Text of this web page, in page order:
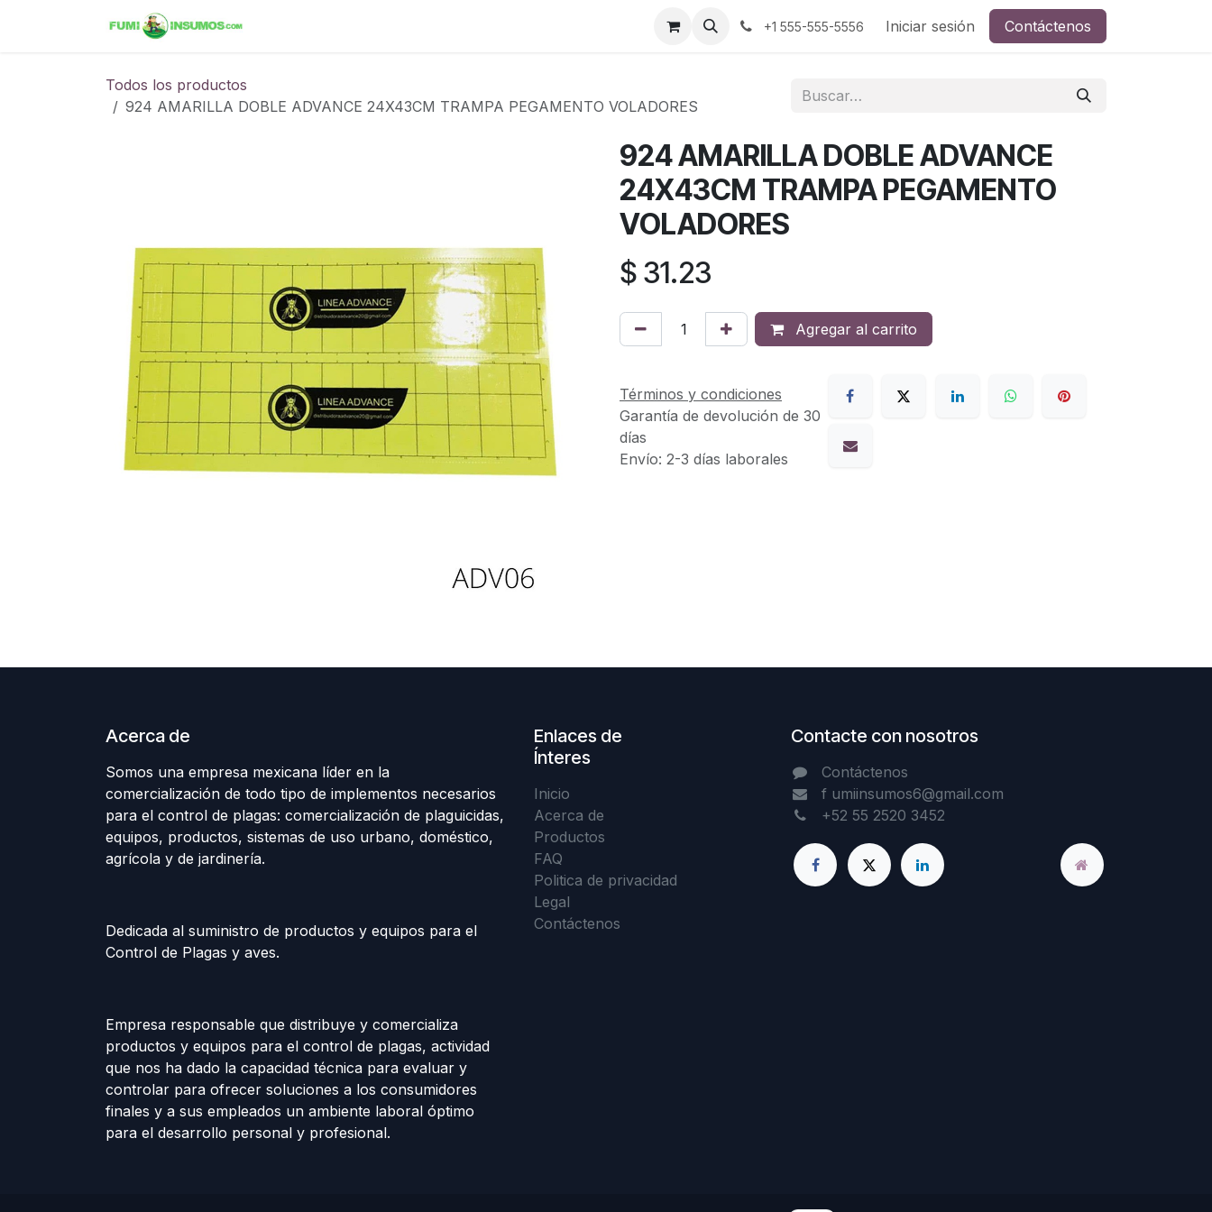
+1 555-555-5556 Iniciar sesión Contáctenos
Todos los productos
924 AMARILLA DOBLE ADVANCE 24X43CM TRAMPA PEGAMENTO VOLADORES
924 AMARILLA DOBLE ADVANCE
24X43CM TRAMPA PEGAMENTO
VOLADORES
$ 31.23
Agregar al carrito
Términos y condiciones
Garantía de devolución de 30
días
Envío: 2-3 días laborales
Acerca de
Somos una empresa mexicana líder en la
comercialización de todo tipo de implementos necesarios
para el control de plagas: comercialización de plaguicidas,
equipos, productos, sistemas de uso urbano, doméstico,
agrícola y de jardinería.
Dedicada al suministro de productos y equipos para el
Control de Plagas y aves.
Empresa responsable que distribuye y comercializa
productos y equipos para el control de plagas, actividad
que nos ha dado la capacidad técnica para evaluar y
controlar para ofrecer soluciones a los consumidores
finales y a sus empleados un ambiente laboral óptimo
para el desarrollo personal y profesional.
Enlaces de
Ínteres
Inicio
Acerca de
Productos
FAQ
Politica de privacidad
Legal
Contáctenos
Contacte con nosotros
Contáctenos
f umiinsumos6@gmail.com
+52 55 2520 3452